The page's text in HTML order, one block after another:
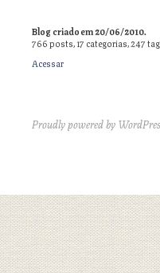
Blog criado em 20/06/2010.
766posts,17 categorias,247
Acessar
Proudly powered by